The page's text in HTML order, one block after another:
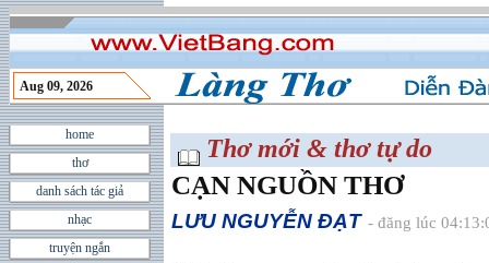
Aug 09, 2026
home
thơ
danh sách tác giả
nhạc
truyện ngắn
Thơ mới & thơ tự do
CẠN NGUỒN THƠ
LƯU NGUYỄN ÐẠT - đăng lúc